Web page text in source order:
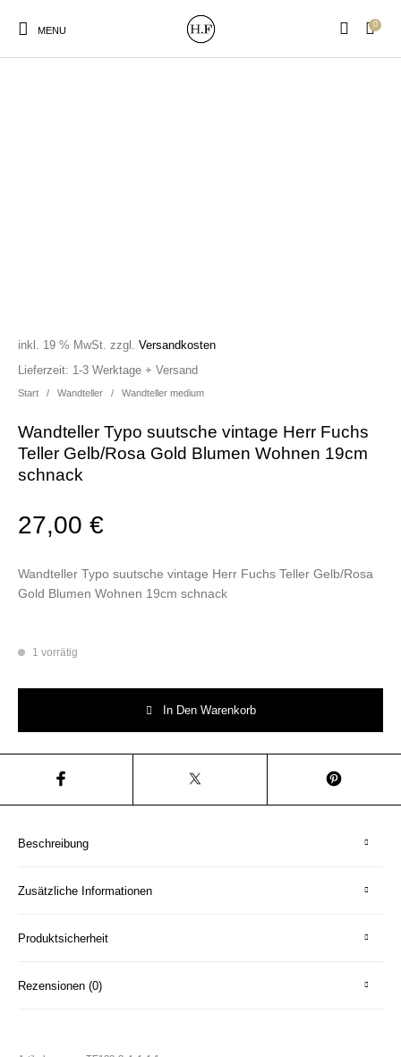
MENU
0
Start / Wandteller / Wandteller medium
Wandteller Typo suutsche vintage Herr Fuchs
Teller Gelb/Rosa Gold Blumen Wohnen 19cm
schnack
27,00€
inkl. 19 % MwSt. zzgl.Versandkosten
Wandteller Typo suutsche vintage Herr Fuchs Teller Gelb/Rosa
Gold Blumen Wohnen 19cm schnack
Lieferzeit: 1-3 Werktage + Versand
1 vorrätig
In Den Warenkorb
Beschreibung
Zusätzliche Informationen
Produktsicherheit
Rezensionen (0)